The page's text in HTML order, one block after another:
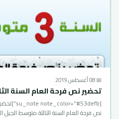
📅 08 أغسطس 2019
تحضير نص فرحة العام السنة
نص فرحة العام السنة الثالثة متوسط الجيل